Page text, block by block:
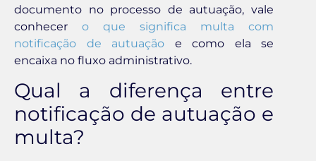
documento no processo de autuação, vale
conhecer o que significa multa com
notificação de autuação e como ela se
encaixa no fluxo administrativo.
Qual a diferença entre
notificação de autuação e
multa?